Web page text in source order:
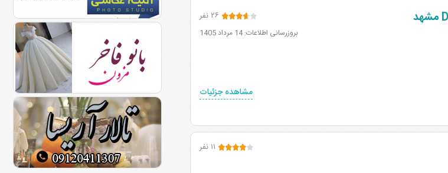
۲۶ نفر
بروزرسانی اطلاعات: 14 مرداد 1405
مشاهده جزئیات
۱۱ نفر